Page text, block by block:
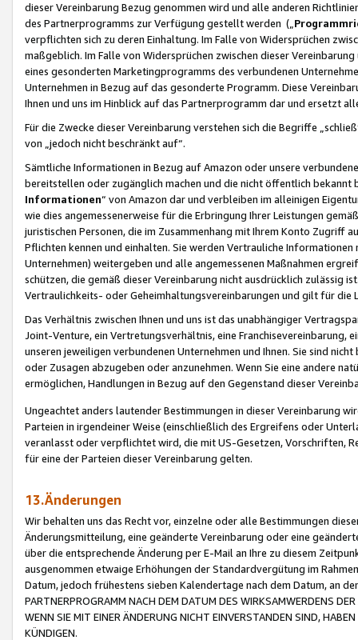
dieser Vereinbarung Bezug genommen wird und alle anderen
des Partnerprogramms zur Verfügung gestellt werden („
verpflichten sich zu deren Einhaltung. Im Falle von Widersprüchen
maßgeblich. Im Falle von Widersprüchen zwischen dieser
eines gesonderten Marketingprogramms des verbundenen
Unternehmen in Bezug auf das gesonderte Programm. Diese
Ihnen und uns im Hinblick auf das Partnerprogramm dar und ersetzt
Für die Zwecke dieser Vereinbarung verstehen sich die Begriffe
von „jedoch nicht beschränkt auf“.
Sämtliche Informationen in Bezug auf Amazon oder unsere
bereitstellen oder zugänglich machen und die nicht öffentlich
Informationen“ von Amazon dar und verbleiben im alleinigen
wie dies angemessenerweise für die Erbringung Ihrer Leistungen
juristischen Personen, die im Zusammenhang mit Ihrem Konto
Pflichten kennen und einhalten. Sie werden Vertrauliche
Unternehmen) weitergeben und alle angemessenen Maßnahmen
schützen, die gemäß dieser Vereinbarung nicht ausdrücklich zulässig
Vertraulichkeits- oder Geheimhaltungsvereinbarungen und gilt für die
Das Verhältnis zwischen Ihnen und uns ist das unabhängiger
Joint-Venture, ein Vertretungsverhältnis, eine Franchisevereinbarung,
unseren jeweiligen verbundenen Unternehmen und Ihnen. Sie sind
oder Zusagen abzugeben oder anzunehmen. Wenn Sie eine andere
ermöglichen, Handlungen in Bezug auf den Gegenstand dieser
Ungeachtet anders lautender Bestimmungen in dieser Vereinbarung
Parteien in irgendeiner Weise (einschließlich des Ergreifens oder
veranlasst oder verpflichtet wird, die mit US-Gesetzen, Vorschriften,
für eine der Parteien dieser Vereinbarung gelten.
13.Änderungen
Wir behalten uns das Recht vor, einzelne oder alle Bestimmungen
Änderungsmitteilung, eine geänderte Vereinbarung oder eine
über die entsprechende Änderung per E-Mail an Ihre zu diesem
ausgenommen etwaige Erhöhungen der Standardvergütung im
Datum, jedoch frühestens sieben Kalendertage nach dem Datum, an
PARTNERPROGRAMM NACH DEM DATUM DES WIRKSAMWERDENS
WENN SIE MIT EINER ÄNDERUNG NICHT EINVERSTANDEN SIND,
KÜNDIGEN.